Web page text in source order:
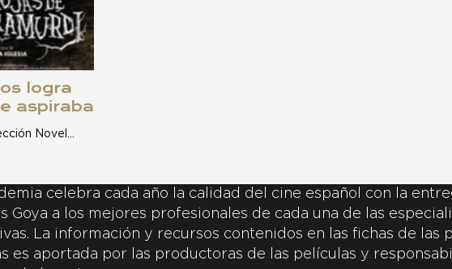
logra
aspiraba
Novel…
celebra cada año la calidad del cine español con la
Goya a los mejores profesionales de cada una de las
La información y recursos contenidos en las fichas de las
es aportada por las productoras de las películas y